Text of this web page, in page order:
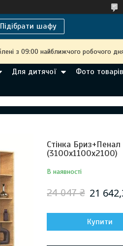
Підібрати шафу
з 09:00 найближчого робочого
Для дитячої
Фото товарів
Стінка
(3100х1100х2100)
В наявності
24 047 ₴ 21
Купити